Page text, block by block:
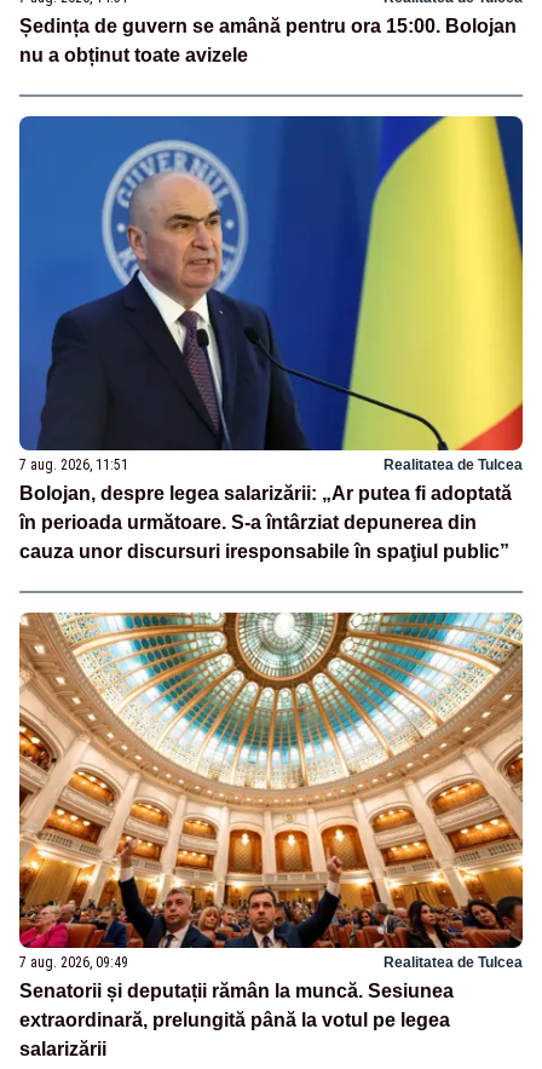
Ședința de guvern se amână pentru ora 15:00. Bolojan
nu a obținut toate avizele
7 aug. 2026, 11:51 Realitatea de Tulcea
Bolojan, despre legea salarizării: „Ar putea fi adoptată
în perioada următoare. S-a întârziat depunerea din
cauza unor discursuri iresponsabile în spaţiul public”
7 aug. 2026, 09:49 Realitatea de Tulcea
Senatorii și deputații rămân la muncă. Sesiunea
extraordinară, prelungită până la votul pe legea
salarizării